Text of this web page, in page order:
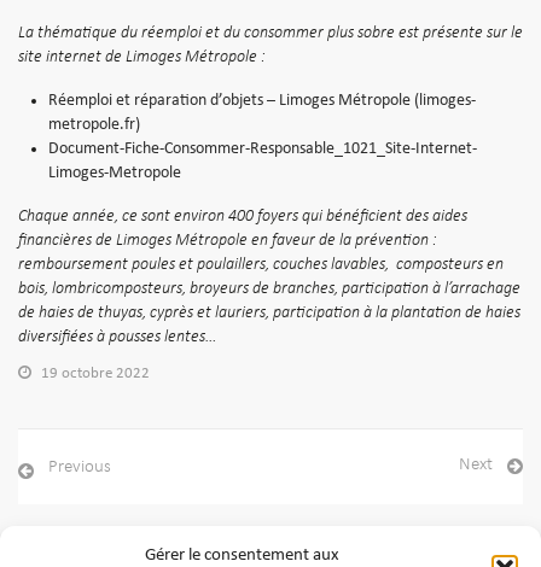
Gérer le consentement aux
La thématique du réemploi et du consommer plus sobre est présente sur le
site internet de Limoges Métropole :
Réemploi et réparation d’objets – Limoges Métropole (limoges-
metropole.fr)
Document-Fiche-Consommer-Responsable_1021_Site-Internet-
Limoges-Metropole
Chaque année, ce sont environ 400 foyers qui bénéficient des aides
financières de Limoges Métropole en faveur de la prévention :
remboursement poules et poulaillers, couches lavables, composteurs en
bois, lombricomposteurs, broyeurs de branches, participation à l’arrachage
de haies de thuyas, cyprès et lauriers, participation à la plantation de haies
diversifiées à pousses lentes…
19 octobre 2022
Previous Next